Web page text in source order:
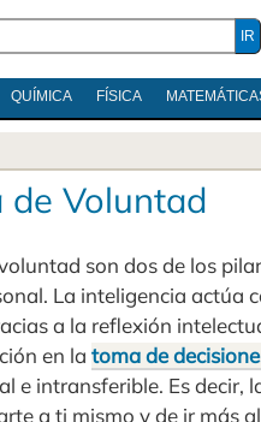
QUÍMICA FÍSICA
de Voluntad
son dos de los
La inteligencia actúa
a la reflexión
en la toma de
e intransferible. Es decir,
a ti mismo y de ir más